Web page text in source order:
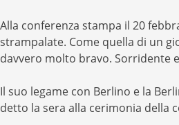
Alla conferenza stampa il 20
strampalate. Come quella di un
davvero molto bravo. Sorridente
Il suo legame con Berlino e la
detto la sera alla cerimonia della